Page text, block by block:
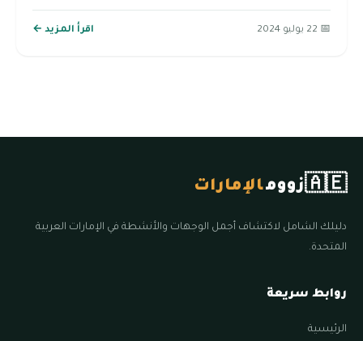
📅 22 يوليو 2024 اقرأ المزيد ←
🇦🇪زوومالإمارات
دليلك الشامل لاكتشاف أجمل الوجهات والأنشطة في الإمارات العربية
المتحدة.
روابط سريعة
الرئيسية